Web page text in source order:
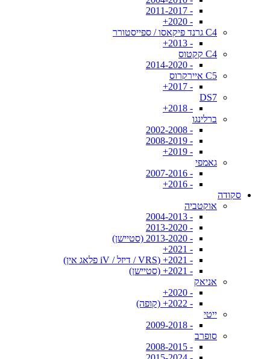
- 2011-2017
- 2020+
C4 גרנד פיקאסו / ספייסטורר
- 2013+
C4 קקטוס
- 2014-2020
C5 איירקרוס
- 2017+
DS7
- 2018+
ברלינגו
- 2002-2008
- 2008-2019
- 2019+
גאמפי
- 2007-2016
- 2016+
סקודה
אוקטביה
- 2004-2013
- 2013-2020
- 2013-2020 (סטיישן)
- 2021+
- 2021+ (VRS / דיזל / iV פלאג אין)
- 2021+ (סטיישן)
אניאק
- 2020+
- 2022+ (קופה)
ייטי
- 2009-2018
סופרב
- 2008-2015